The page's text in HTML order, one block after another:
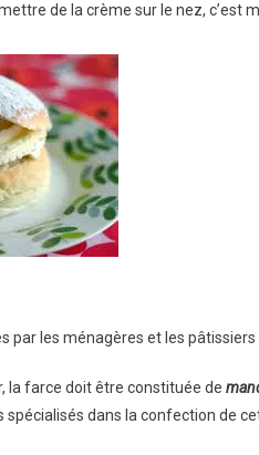
de la crème sur le nez, c’est
par les ménagères et les
la farce doit être constituée de
dans la confection de